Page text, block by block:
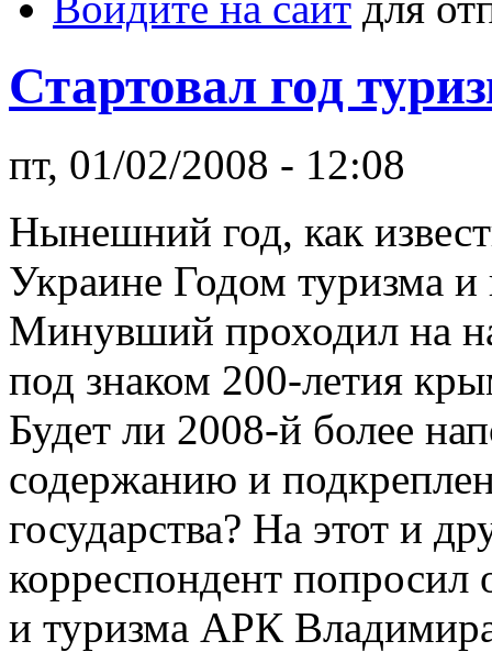
Стартовал год
пт, 01/02/2008 - 12:08
Нынешний год, как
Украине Годом туризма и
Минувший проходил на
под знаком 200-летия
Будет ли 2008-й более
содержанию и
государства? На этот и
корреспондент попросил
и туризма АРК